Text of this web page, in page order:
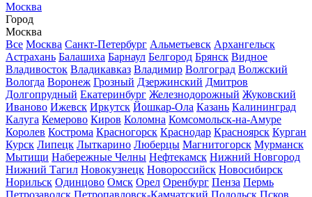
Москва
Город
Москва
Все Москва Санкт-Петербург Альметьевск Архангельск
Астрахань Балашиха Барнаул Белгород Брянск Видное
Владивосток Владикавказ Владимир Волгоград Волжский
Вологда Воронеж Грозный Дзержинский Дмитров
Долгопрудный Екатеринбург Железнодорожный Жуковский
Иваново Ижевск Иркутск Йошкар-Ола Казань Калининград
Калуга Кемерово Киров Коломна Комсомольск-на-Амуре
Королев Кострома Красногорск Краснодар Красноярск Курган
Курск Липецк Лыткарино Люберцы Магнитогорск Мурманск
Мытищи Набережные Челны Нефтекамск Нижний Новгород
Нижний Тагил Новокузнецк Новороссийск Новосибирск
Норильск Одинцово Омск Орел Оренбург Пенза Пермь
Петрозаводск Петропавловск-Камчатский Подольск Псков